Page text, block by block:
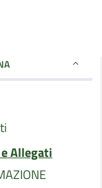
Allegati